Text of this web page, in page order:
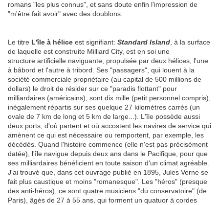
romans "les plus connus", et sans doute enfin l'impression de
"m'être fait avoir" avec des doublons.
Le titre L'île à hélice est signifiant: Standard Island , à la surface
de laquelle est construite Milliard City, est en soi une
structure artificielle naviguante, propulsée par deux hélices, l'une
à bâbord et l'autre à tribord. Ses "passagers", qui louent à la
société commerciale propriétaire (au capital de 500 millions de
dollars) le droit de résider sur ce "paradis flottant" pour
milliardaires (américains), sont dix mille (petit personnel compris),
inégalement répartis sur ses quelque 27 kilomètres carrés (un
ovale de 7 km de long et 5 km de large...). L'île possède aussi
deux ports, d'où partent et où accostent les navires de service qui
amènent ce qui est nécessaire ou remportent, par exemple, les
décédés. Quand l'histoire commence (elle n'est pas précisément
datée), l'île navigue depuis deux ans dans le Pacifique, pour que
ses milliardaires bénéficient en toute saison d'un climat agréable.
J'ai trouvé que, dans cet ouvrage publié en 1895, Jules Verne se
fait plus caustique et moins "romanesque". Les "héros" (presque
des anti-héros), ce sont quatre musiciens "du conservatoire" (de
Paris), âgés de 27 à 55 ans, qui forment un quatuor à cordes